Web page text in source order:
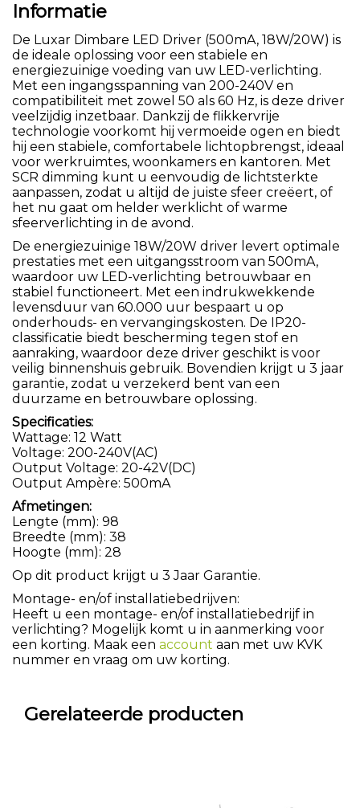
Informatie
De Luxar Dimbare LED Driver (500mA, 18W/20W) is
de ideale oplossing voor een stabiele en
energiezuinige voeding van uw LED-verlichting.
Met een ingangsspanning van 200-240V en
compatibiliteit met zowel 50 als 60 Hz, is deze driver
veelzijdig inzetbaar. Dankzij de flikkervrije
technologie voorkomt hij vermoeide ogen en biedt
hij een stabiele, comfortabele lichtopbrengst, ideaal
voor werkruimtes, woonkamers en kantoren. Met
SCR dimming kunt u eenvoudig de lichtsterkte
aanpassen, zodat u altijd de juiste sfeer creëert, of
het nu gaat om helder werklicht of warme
sfeerverlichting in de avond.
De energiezuinige 18W/20W driver levert optimale
prestaties met een uitgangsstroom van 500mA,
waardoor uw LED-verlichting betrouwbaar en
stabiel functioneert. Met een indrukwekkende
levensduur van 60.000 uur bespaart u op
onderhouds- en vervangingskosten. De IP20-
classificatie biedt bescherming tegen stof en
aanraking, waardoor deze driver geschikt is voor
veilig binnenshuis gebruik. Bovendien krijgt u 3 jaar
garantie, zodat u verzekerd bent van een
duurzame en betrouwbare oplossing.
Specificaties:
Wattage: 12 Watt
Voltage: 200-240V(AC)
Output Voltage: 20-42V(DC)
Output Ampère: 500mA
Afmetingen:
Lengte (mm): 98
Breedte (mm): 38
Hoogte (mm): 28
Op dit product krijgt u 3 Jaar Garantie.
Montage- en/of installatiebedrijven:
Heeft u een montage- en/of installatiebedrijf in
verlichting? Mogelijk komt u in aanmerking voor
een korting. Maak een account aan met uw KVK
nummer en vraag om uw korting.
Gerelateerde producten